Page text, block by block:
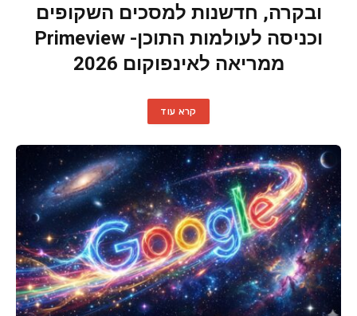
ובקרה, חדשנות למסכים השקופים
וכניסה לעולמות התוכן- Primeview
ממריאה לאינפוקום 2026
קרא עוד